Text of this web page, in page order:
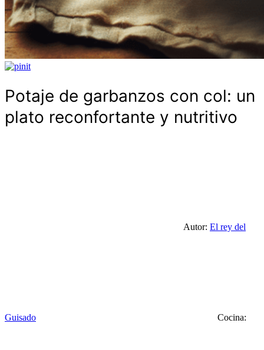
Potaje de garbanzos con col: un
plato reconfortante y nutritivo
Autor: El rey del
Guisado Cocina: